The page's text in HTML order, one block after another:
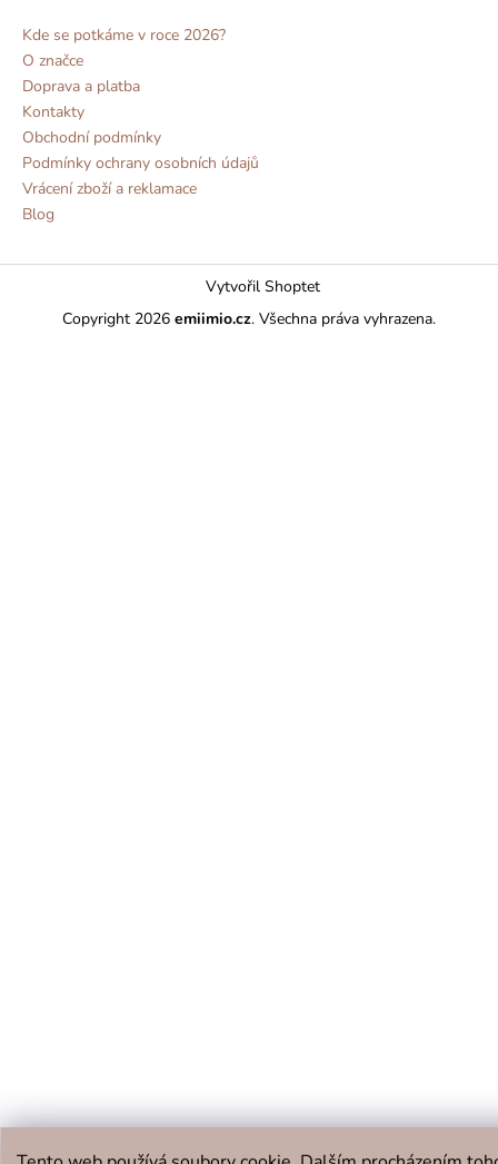
Kde se potkáme v roce 2026?
O značce
Doprava a platba
Kontakty
Obchodní podmínky
Podmínky ochrany osobních údajů
Vrácení zboží a reklamace
Blog
Vytvořil Shoptet
Copyright 2026 emiimio.cz. Všechna práva vyhrazena.